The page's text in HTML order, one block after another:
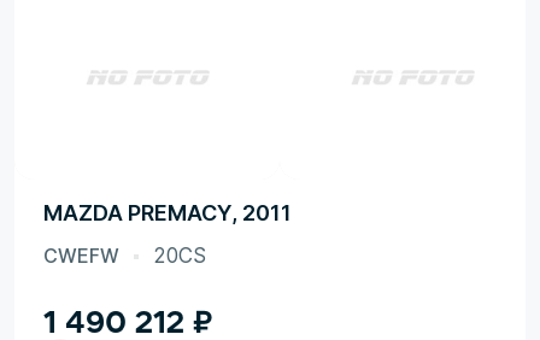
MAZDA PREMACY, 2011
CWEFW 20CS
1 490 212 ₽